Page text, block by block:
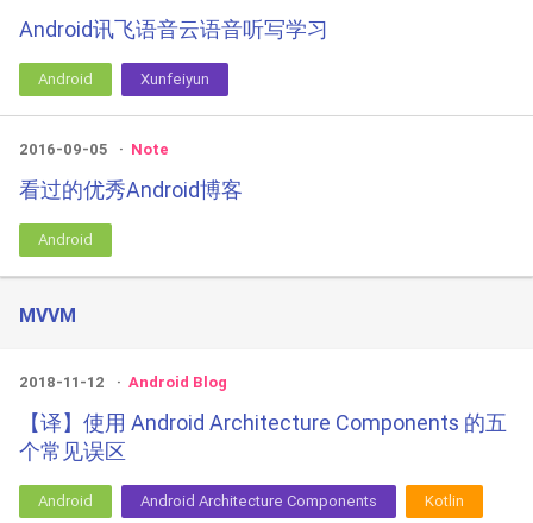
Android讯飞语音云语音听写学习
Android Xunfeiyun
2016-09-05 Note
看过的优秀Android博客
Android
MVVM
2018-11-12 Android Blog
【译】使用 Android Architecture Components 的五
个常见误区
Android Android Architecture Components Kotlin